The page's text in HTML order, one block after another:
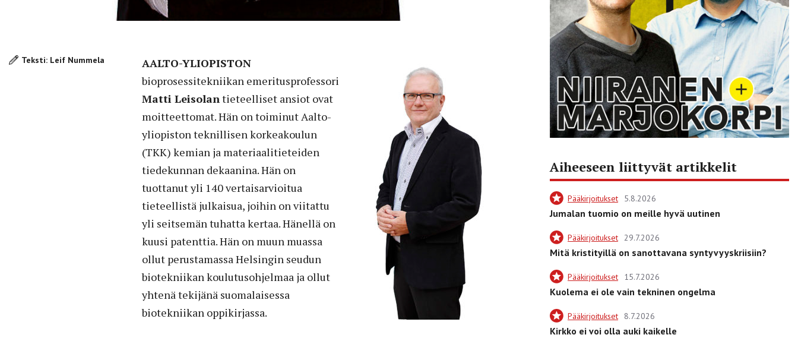
Teksti: Leif Nummela
AALTO-YLIOPISTON
bioprosessitekniikan emeritusprofessori
Matti Leisolan tieteelliset ansiot ovat
moitteettomat. Hän on toiminut Aalto-
yliopiston teknillisen korkeakoulun
(TKK) kemian ja materiaalitieteiden
tiedekunnan dekaanina. Hän on
tuottanut yli 140 vertaisarvioitua
tieteellistä julkaisua, joihin on viitattu
yli seitsemän tuhatta kertaa. Hänellä on
kuusi patenttia. Hän on muun muassa
ollut perustamassa Helsingin seudun
biotekniikan koulutusohjelmaa ja ollut
yhtenä tekijänä suomalaisessa
biotekniikan oppikirjassa.
Aiheeseen liittyvät artikkelit
Pääkirjoitukset 5.8.2026
Jumalan tuomio on meille hyvä uutinen
Pääkirjoitukset 29.7.2026
Mitä kristityillä on sanottavana syntyvyyskriisiin?
Pääkirjoitukset 15.7.2026
Kuolema ei ole vain tekninen ongelma
Pääkirjoitukset 8.7.2026
Kirkko ei voi olla auki kaikelle